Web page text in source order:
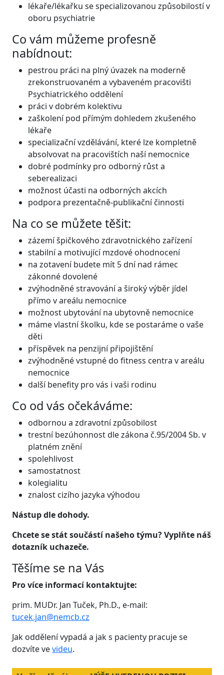
lékaře/lékařku se specializovanou způsobilostí v
oboru psychiatrie
Co vám můžeme profesně
nabídnout:
pestrou práci na plný úvazek na moderně
zrekonstruovaném a vybaveném pracovišti
Psychiatrického oddělení
práci v dobrém kolektivu
zaškolení pod přímým dohledem zkušeného
lékaře
specializační vzdělávání, které lze kompletně
absolvovat na pracovištích naší nemocnice
dobré podmínky pro odborný růst a
seberealizaci
možnost účasti na odborných akcích
podpora prezentačně-publikační činnosti
Na co se můžete těšit:
zázemí špičkového zdravotnického zařízení
stabilní a motivující mzdové ohodnocení
na zotavení budete mít 5 dní nad rámec
zákonné dovolené
zvýhodněné stravování a široký výběr jídel
přímo v areálu nemocnice
možnost ubytování na ubytovně nemocnice
máme vlastní školku, kde se postaráme o vaše
děti
příspěvek na penzijní připojištění
zvýhodněné vstupné do fitness centra v areálu
nemocnice
další benefity pro vás i vaši rodinu
Co od vás očekáváme:
odbornou a zdravotní způsobilost
trestní bezúhonnost dle zákona č.95/2004 Sb. v
platném znění
spolehlivost
samostatnost
kolegialitu
znalost cizího jazyka výhodou
Nástup dle dohody.
Chcete se stát součástí našeho týmu? Vyplňte náš
dotazník uchazeče.
Těšíme se na Vás
Pro více informací kontaktujte:
prim. MUDr. Jan Tuček, Ph.D., e-mail:
tucek.jan@nemcb.cz
Jak oddělení vypadá a jak s pacienty pracuje se
dozvíte vevideu.